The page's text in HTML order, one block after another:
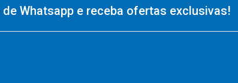
Whatsapp e receba ofertas exclusivas!